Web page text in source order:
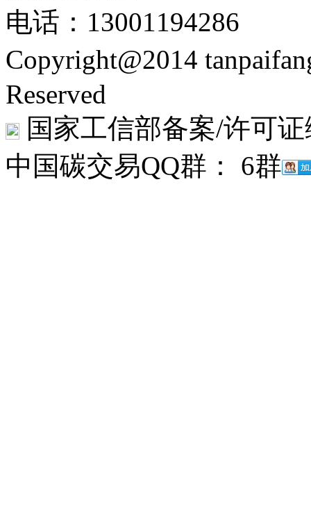
电话：13001194286
Copyright@2014
Reserved
国家工信部备案/许可
中国碳交易QQ群： 6群